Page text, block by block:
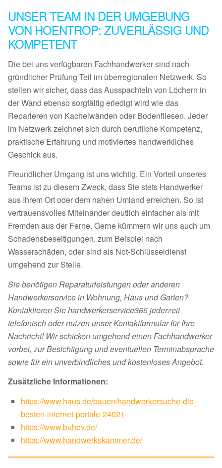
UNSER TEAM IN DER UMGEBUNG
VON HOENTROP: ZUVERLÄSSIG UND
KOMPETENT
Die bei uns verfügbaren Fachhandwerker sind nach
gründlicher Prüfung Teil im überregionalen Netzwerk. So
stellen wir sicher, dass das Ausspachteln von Löchern in
der Wand ebenso sorgfältig erledigt wird wie das
Reparieren von Kachelwänden oder Bodenfliesen. Jeder
im Netzwerk zeichnet sich durch berufliche Kompetenz,
praktische Erfahrung und motiviertes handwerkliches
Geschick aus.
Freundlicher Umgang ist uns wichtig. Ein Vorteil unseres
Teams ist zu diesem Zweck, dass Sie stets Handwerker
aus Ihrem Ort oder dem nahen Umland erreichen. So ist
vertrauensvolles Miteinander deutlich einfacher als mit
Fremden aus der Ferne. Gerne kümmern wir uns auch um
Schadensbeseitigungen, zum Beispiel nach
Wasserschäden, oder sind als Not-Schlüsseldienst
umgehend zur Stelle.
Sie benötigen Reparaturleistungen oder anderen
Handwerkerservice in Wohnung, Haus und Garten?
Kontaktieren Sie handwerkerservice365 jederzeit
telefonisch oder nutzen unser Kontaktformular für Ihre
Nachricht! Wir schicken umgehend einen Fachhandwerker
vorbei, zur Besichtigung und eventuellen Terminabsprache
sowie für ein unverbindliches und kostenloses Angebot.
Zusätzliche Informationen:
https://www.haus.de/bauen/handwerkersuche-die-
besten-internet-portale-24021
https://www.buhev.de/
https://www.handwerkskammer.de/